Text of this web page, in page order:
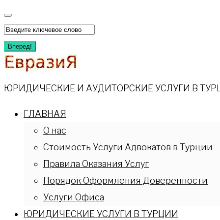
Перейти
к
содержимому
Искать:
Вперед!
ЮРИДИЧЕСКИЕ И АУДИТОРСКИЕ УСЛУГИ В
ГЛАВНАЯ
О нас
Стоимость Услуги Адвокатов в Турции
Правила Оказания Услуг
Порядок Оформления Доверенности
Услуги Офиса
ЮРИДИЧЕСКИЕ УСЛУГИ В ТУРЦИИ